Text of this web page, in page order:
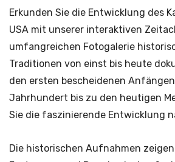
Erkunden Sie die Entwicklung des
USA mit unserer interaktiven
umfangreichen Fotogalerie
Traditionen von einst bis heute
den ersten bescheidenen Anfängen
Jahrhundert bis zu den heutigen
Sie die faszinierende Entwicklung
Die historischen Aufnahmen